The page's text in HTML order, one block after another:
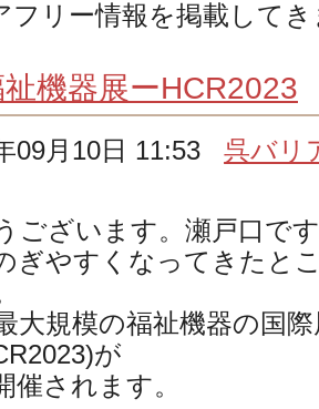
フリー情報を掲載して
祉機器展ーHCR2023
09月10日 11:53呉バリ
ございます。瀬戸口で
ぎやすくなってきたと
大規模の福祉機器の国
が
催されます。